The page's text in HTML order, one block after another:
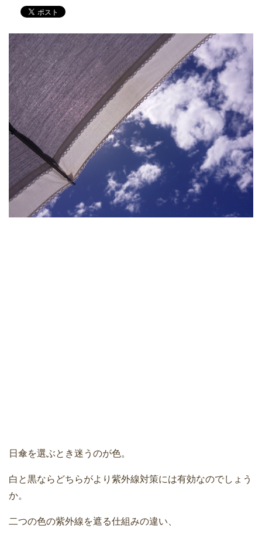
日傘を選ぶとき迷うのが色。
白と黒ならどちらがより紫外線対策には有効なのでしょう
か。
二つの色の紫外線を遮る仕組みの違い、